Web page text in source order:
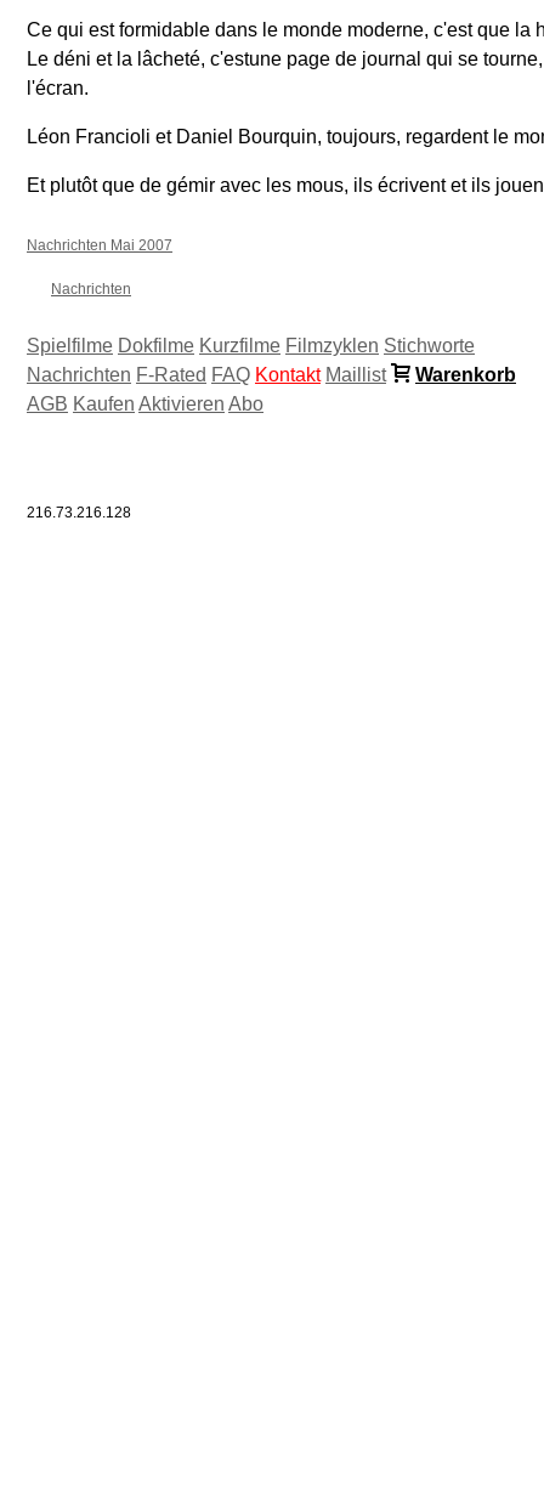
Ce qui est formidable dans le monde moderne, c'est que la
Le déni et la lâcheté, c'estune page de journal qui se
l'écran.
Léon Francioli et Daniel Bourquin, toujours, regardent le
Et plutôt que de gémir avec les mous, ils écrivent et ils
Nachrichten Mai 2007
Nachrichten
Spielfilme Dokfilme Kurzfilme Filmzyklen Stichworte
Nachrichten F-Rated FAQ Kontakt Maillist
Warenkorb
AGB Kaufen Aktivieren Abo
216.73.216.128